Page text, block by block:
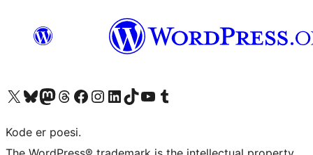
Besøg vores X (tidligere Twitter) konto
Besøg vores Bluesky-konto
Besøg vores Mastodon konto
Besøg vores Threads-konto
Besøg vores Facebook sideBesøg vores Instagram konto
Besøg vores LinkedIn konto
Besøg vores TikTok-konto
Besøg vores YouTube-kanalBesøg vores Tumblr-konto
Kode er poesi.